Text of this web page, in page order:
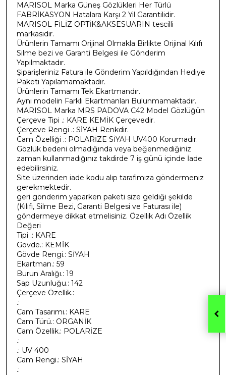
MARISOL Marka Güneş Gözlükleri Her Türlü
FABRİKASYON Hatalara Karşı 2 Yıl Garantilidir.
MARISOL FİLİZ OPTİK&AKSESUARIN tescilli
markasıdır.
Ürünlerin Tamamı Orijinal Olmakla Birlikte Orijinal Kılıfı
Silme bezi ve Garanti Belgesi ile Gönderim
Yapılmaktadır.
Şiparişleriniz Fatura ile Gönderim Yapıldığından Hediye
Paketi Yapılamamaktadır.
Ürünlerin Tamamı Tek Ekartmandır.
Aynı modelin Farklı Ekartmanları Bulunmamaktadır.
MARISOL Marka MRS PADOVA C42 Model Gözlüğün
Çerçeve Tipi .: KARE KEMİK Çerçevedir.
Çerçeve Rengi .: SİYAH Renkdir.
Cam Özelliği .: POLARİZE SİYAH UV400 Korumadır.
Gözlük bedeni olmadığında veya beğenmediğiniz
zaman kullanmadığınız takdirde 7 iş günü içinde İade
edebilirsiniz.
Site üzerinden iade kodu alıp tarafımıza göndermeniz
gerekmektedir.
geri gönderim yaparken paketi size geldiği şekilde
(Kılıfı, Silme Bezi, Garanti Belgesi ve Faturası ile)
göndermeye dikkat etmelisiniz. Özellik Adı Özellik
Değeri
Tipi .: KARE
Gövde.: KEMİK
Gövde Rengi.: SİYAH
Ekartman.: 59
Burun Aralığı.: 19
Sap Uzunluğu.: 142
Çerçeve Özellik.:
.:
Cam Tasarımı.: KARE
Cam Türü.: ORGANİK
Cam Özellik.: POLARİZE
.:
.: UV 400
Cam Rengi.: SİYAH
.: